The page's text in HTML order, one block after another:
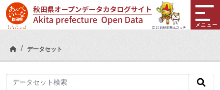
Skip to main content
メニュー
データセット